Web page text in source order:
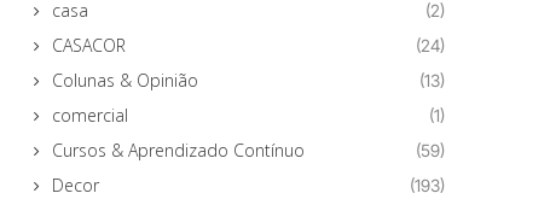
casa (2)
CASACOR (24)
Colunas & Opinião (13)
comercial (1)
Cursos & Aprendizado Contínuo (59)
Decor (193)